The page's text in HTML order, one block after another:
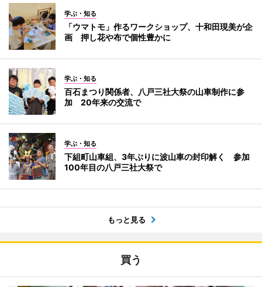
学ぶ・知る
「ウマトモ」作るワークショップ、十和田現美が企
画 押し花や布で個性豊かに
学ぶ・知る
百石まつり関係者、八戸三社大祭の山車制作に参
加 20年来の交流で
学ぶ・知る
下組町山車組、3年ぶりに波山車の封印解く 参加
100年目の八戸三社大祭で
もっと見る
買う